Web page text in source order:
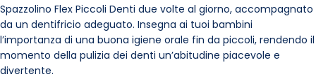
Spazzolino Flex Piccoli Denti due volte al giorno, accompagnato
da un dentifricio adeguato. Insegna ai tuoi bambini
l’importanza di una buona igiene orale fin da piccoli, rendendo il
momento della pulizia dei denti un’abitudine piacevole e
divertente.